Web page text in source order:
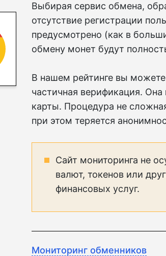
Выбирая сервис обмена,
отсутствие регистрации
предусмотрено (как в
обмену монет будут
В нашем рейтинге вы
частичная верификация.
карты. Процедура не
при этом теряется
Сайт мониторинга не
валют, токенов или
финансовых услуг.
Мониторинг обменников